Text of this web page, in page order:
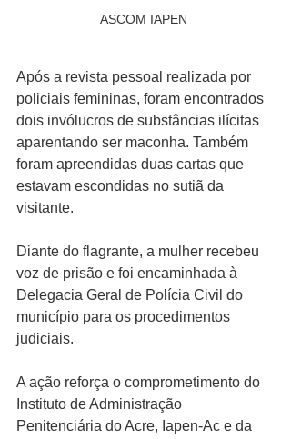
ASCOM IAPEN
Após a revista pessoal realizada por
policiais femininas, foram encontrados
dois invólucros de substâncias ilícitas
aparentando ser maconha. Também
foram apreendidas duas cartas que
estavam escondidas no sutiã da
visitante.
Diante do flagrante, a mulher recebeu
voz de prisão e foi encaminhada à
Delegacia Geral de Polícia Civil do
município para os procedimentos
judiciais.
A ação reforça o comprometimento do
Instituto de Administração
Penitenciária do Acre, Iapen-Ac e da